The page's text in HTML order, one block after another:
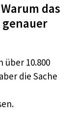
das
über 10.800
die Sache